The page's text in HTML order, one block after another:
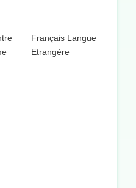
Français Langue
Etrangère